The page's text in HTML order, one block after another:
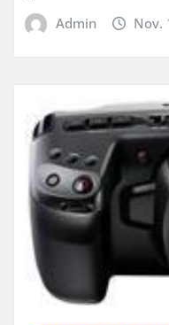
Admin Nov.